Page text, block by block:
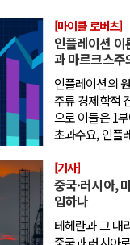
[마이클 로버츠]
인플레이션
과 마르크스주
인플레이션의
주류 경제학적
으로 이들은 1
초과수요, 인플
춘 주류 경제학
래로 나눌 수 있다. 첫째는
공급 제약이 특정 산업
계와 기업의 가격 결정 방
고 본다.
[기사]
중국·러시아,
입하나
테헤란과 그 대